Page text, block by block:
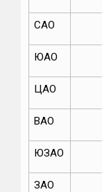
САО
ЮАО
ЦАО
ВАО
ЮЗАО
ЗАО